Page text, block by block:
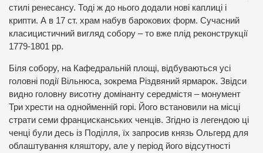
стилі ренесансу. Тоді ж до нього додали нові каплиці і
крипти. А в 17 ст. храм набув барокових форм. Сучасний
класицистичний вигляд собору – то вже плід реконструкції
1779-1801 рр.
Біля собору, на Кафедральній площі, відбуваються усі
головні події Вільнюса, зокрема Різдвяний ярмарок. Звідси
видно головну висотну домінанту середмістя – монумент
Три хрести на однойменній горі. Його встановили на місці
страти семи францисканських ченців. Згідно із легендою ці
ченці були десь із Поділля, їх запросив князь Ольгерд для
облаштування кляштору, але у період його відсутності